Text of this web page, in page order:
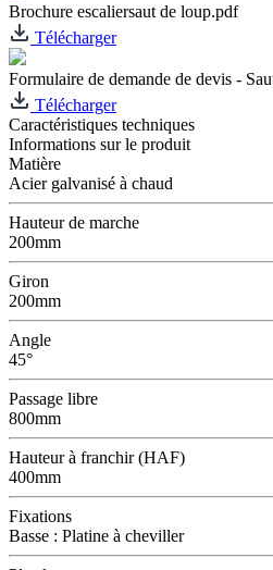
Brochure escaliersaut de loup.pdf
Télécharger
Formulaire de demande de devis -
Télécharger
Caractéristiques techniques
Informations sur le produit
Matière
Acier galvanisé à chaud
Hauteur de marche
200mm
Giron
200mm
Angle
45°
Passage libre
800mm
Hauteur à franchir (HAF)
400mm
Fixations
Basse : Platine à cheviller